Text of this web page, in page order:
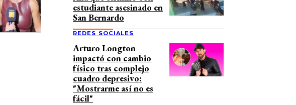
estudiante asesinado en
San Bernardo
REDES SOCIALES
Arturo Longton
impactó con cambio
físico tras complejo
cuadro depresivo:
"Mostrarme así no es
fácil"